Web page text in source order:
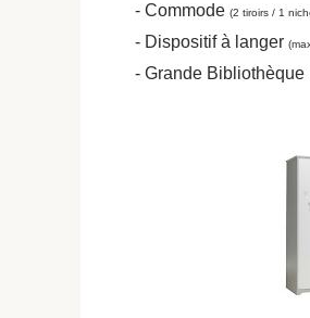
- Commode (2 tiroirs / 1
- Dispositif à langer
- Grande Bibliothèque